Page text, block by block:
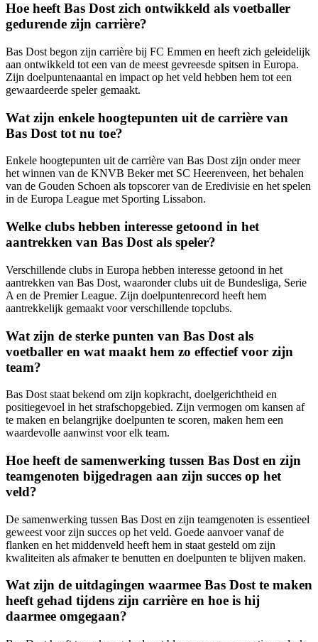
Hoe heeft Bas Dost zich ontwikkeld als voetballer
gedurende zijn carrière?
Bas Dost begon zijn carrière bij FC Emmen en heeft zich geleidelijk
aan ontwikkeld tot een van de meest gevreesde spitsen in Europa.
Zijn doelpuntenaantal en impact op het veld hebben hem tot een
gewaardeerde speler gemaakt.
Wat zijn enkele hoogtepunten uit de carrière van
Bas Dost tot nu toe?
Enkele hoogtepunten uit de carrière van Bas Dost zijn onder meer
het winnen van de KNVB Beker met SC Heerenveen, het behalen
van de Gouden Schoen als topscorer van de Eredivisie en het spelen
in de Europa League met Sporting Lissabon.
Welke clubs hebben interesse getoond in het
aantrekken van Bas Dost als speler?
Verschillende clubs in Europa hebben interesse getoond in het
aantrekken van Bas Dost, waaronder clubs uit de Bundesliga, Serie
A en de Premier League. Zijn doelpuntenrecord heeft hem
aantrekkelijk gemaakt voor verschillende topclubs.
Wat zijn de sterke punten van Bas Dost als
voetballer en wat maakt hem zo effectief voor zijn
team?
Bas Dost staat bekend om zijn kopkracht, doelgerichtheid en
positiegevoel in het strafschopgebied. Zijn vermogen om kansen af
te maken en belangrijke doelpunten te scoren, maken hem een
waardevolle aanwinst voor elk team.
Hoe heeft de samenwerking tussen Bas Dost en zijn
teamgenoten bijgedragen aan zijn succes op het
veld?
De samenwerking tussen Bas Dost en zijn teamgenoten is essentieel
geweest voor zijn succes op het veld. Goede aanvoer vanaf de
flanken en het middenveld heeft hem in staat gesteld om zijn
kwaliteiten als afmaker te benutten en doelpunten te blijven maken.
Wat zijn de uitdagingen waarmee Bas Dost te maken
heeft gehad tijdens zijn carrière en hoe is hij
daarmee omgegaan?